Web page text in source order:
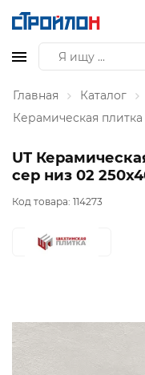
Главная Каталог
Керамическая плитка
UT
сер низ 02
Код товара: 114273